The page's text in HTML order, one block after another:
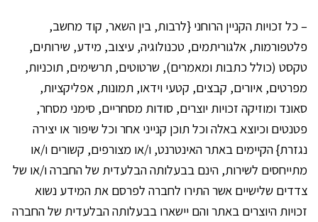
– כל זכויות הקניין הרוחני {לרבות, בין השאר, קוד מחשב,
פלטפורמות, אלגוריתמים, טכנולוגיה, עיצוב, מידע, שירותים,
טקסט (כולל כתבות ומאמרים), שרטוטים, תרשימים, תוכניות,
מפרטים, איורים, קבצים, קטעי וידאו, תמונות, אפליקציות,
סאונד ומוזיקה זכויות יוצרים, סודות מסחריים, סימני מסחר,
פטנטים וכיוצא באלה וכל תוכן קנייני אחר וכל שיפור או יצירה
נגזרת} הקיימים באתר האינטרנט, ו/או מצורפים, קשורים ו/או
מתייחסים לשירות, הינם בבעלותה הבלעדית של החברה ו/או של
צדדים שלישיים אשר התירו לחברה לפרסם את המידע נשוא
זכויות היוצרים באתר והם יישארו בבעלותה הבלעדית של החברה